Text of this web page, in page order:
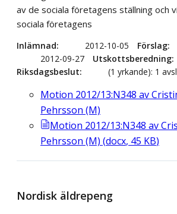
av de sociala företagens ställning och
sociala företagens
Inlämnad 2012-10-05 Förslag
2012-09-27
Utskottsberedning
Riksdagsbeslut
(1 yrkande): 1
Motion 2012/13:N348 av
Pehrsson (M)
Motion 2012/13:N348 av
Pehrsson (M) (docx, 45 KB)
Nordisk äldrepeng